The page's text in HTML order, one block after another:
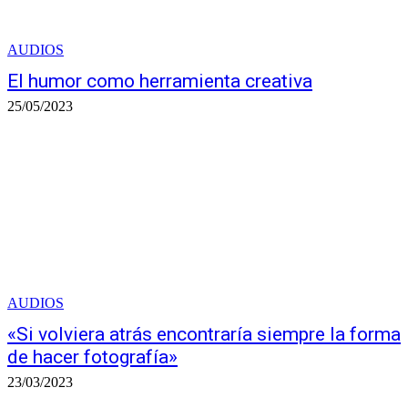
AUDIOS
El humor como herramienta creativa
25/05/2023
AUDIOS
«Si volviera atrás encontraría siempre la forma
de hacer fotografía»
23/03/2023